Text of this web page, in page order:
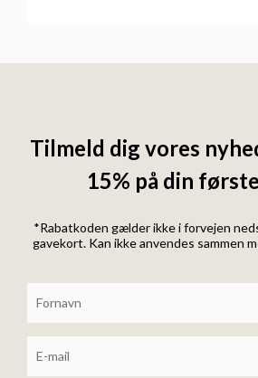
Tilmeld dig vores
15% på din
*Rabatkoden gælder ikke i forvejen
gavekort. Kan ikke anvendes sammen